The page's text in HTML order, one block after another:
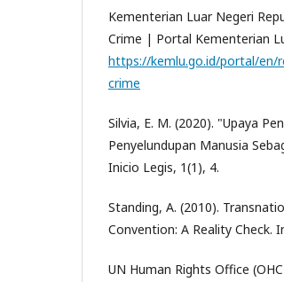
Kementerian Luar Negeri
Crime | Portal Kementerian
https://kemlu.go.id/portal/en/
crime
Silvia, E. M. (2020). "Upaya
Penyelundupan Manusia
Inicio Legis, 1(1), 4.
Standing, A. (2010).
Convention: A Reality
UN Human Rights Office